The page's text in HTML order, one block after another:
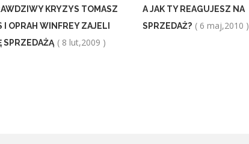
KRYZYS TOMASZ
I OPRAH WINFREY ZAJELI
SPRZEDAŻĄ ( 8 lut,2009 )
A JAK TY REAGUJESZ NA
SPRZEDAŻ? ( 6 maj,2010 )